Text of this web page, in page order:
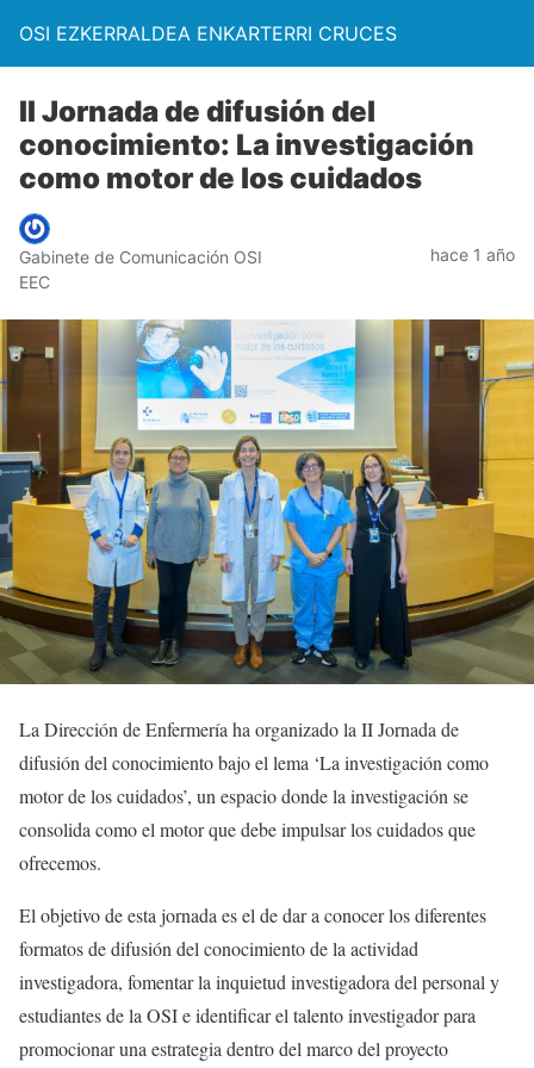
OSI EZKERRALDEA ENKARTERRI CRUCES
II Jornada de difusión del
conocimiento: La investigación
como motor de los cuidados
Gabinete de Comunicación OSI
EEC
hace 1 año
La Dirección de Enfermería ha organizado la II Jornada de
difusión del conocimiento bajo el lema ‘La investigación como
motor de los cuidados’, un espacio donde la investigación se
consolida como el motor que debe impulsar los cuidados que
ofrecemos.
El objetivo de esta jornada es el de dar a conocer los diferentes
formatos de difusión del conocimiento de la actividad
investigadora, fomentar la inquietud investigadora del personal y
estudiantes de la OSI e identificar el talento investigador para
promocionar una estrategia dentro del marco del proyecto